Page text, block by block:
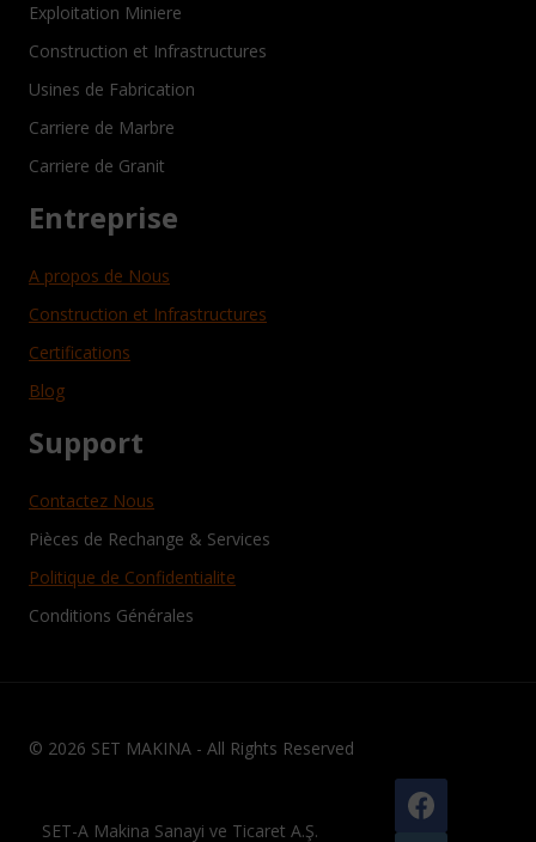
Exploitation Miniere
Construction et Infrastructures
Usines de Fabrication
Carriere de Marbre
Carriere de Granit
Entreprise
A propos de Nous
Construction et Infrastructures
Certifications
Blog
Support
Contactez Nous
Pièces de Rechange & Services
Politique de Confidentialite
Conditions Générales
© 2026 SET MAKINA - All Rights Reserved
SET-A Makina Sanayi ve Ticaret A.Ş.